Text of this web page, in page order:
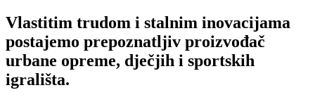
Vlastitim trudom i stalnim inovacijama
postajemo prepoznatljiv proizvođač
urbane opreme, dječjih i sportskih
igrališta.